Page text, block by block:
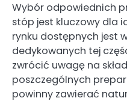
Wybór odpowiednich
stóp jest kluczowy dla
rynku dostępnych jest
dedykowanych tej
zwrócić uwagę na
poszczególnych
powinny zawierać